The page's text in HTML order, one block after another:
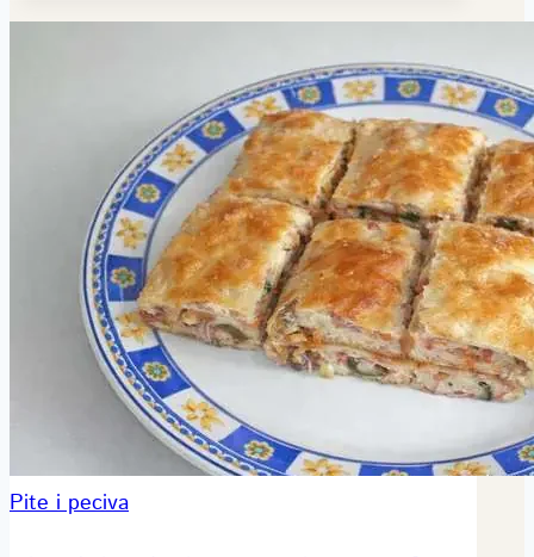
Pite i peciva